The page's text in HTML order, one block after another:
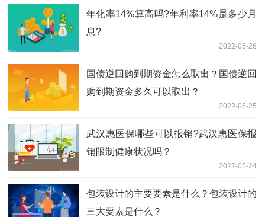
年化率14%算高吗?年利率14%是多少月
息?
2022-05-26
国债逆回购到期资金怎么取出？国债逆回
购到期资金多久可以取出？
2022-05-25
武汉惠医保哪些可以报销?武汉惠医保报
销限制健康状况吗？
2022-05-24
包装设计的主要要素是什么？包装设计的
三大要素是什么？